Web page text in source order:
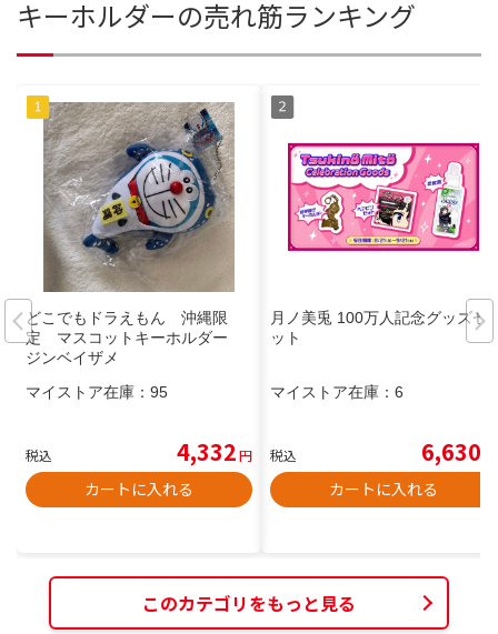
キーホルダーの売れ筋ランキング
どこでもドラえもん 沖縄限
定 マスコットキーホルダー
ジンベイザメ
マイストア在庫： 95
税込 4,332円
カートに入れる
月ノ美兎 100万人記念グッズセ
ット
マイストア在庫： 6
税込 6,630
カートに入れる
このカテゴリをもっと見る